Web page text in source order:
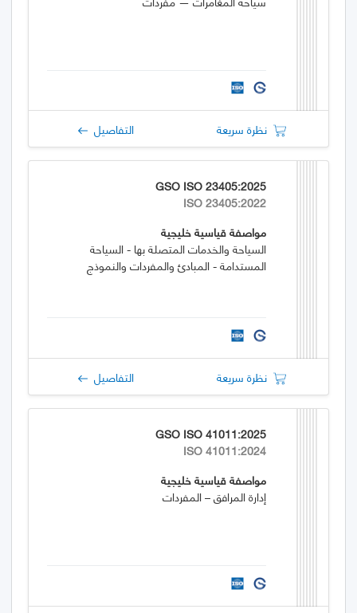
نظرة سريعة التفاصيل
GSO ISO 23405:2025
ISO 23405:2022
مواصفة قياسية خليجية
السياحة والخدمات المتصلة بها - السياحة
المستدامة - المبادئ والمفردات والنموذج
نظرة سريعة التفاصيل
GSO ISO 41011:2025
ISO 41011:2024
مواصفة قياسية خليجية
إدارة المرافق – المفردات